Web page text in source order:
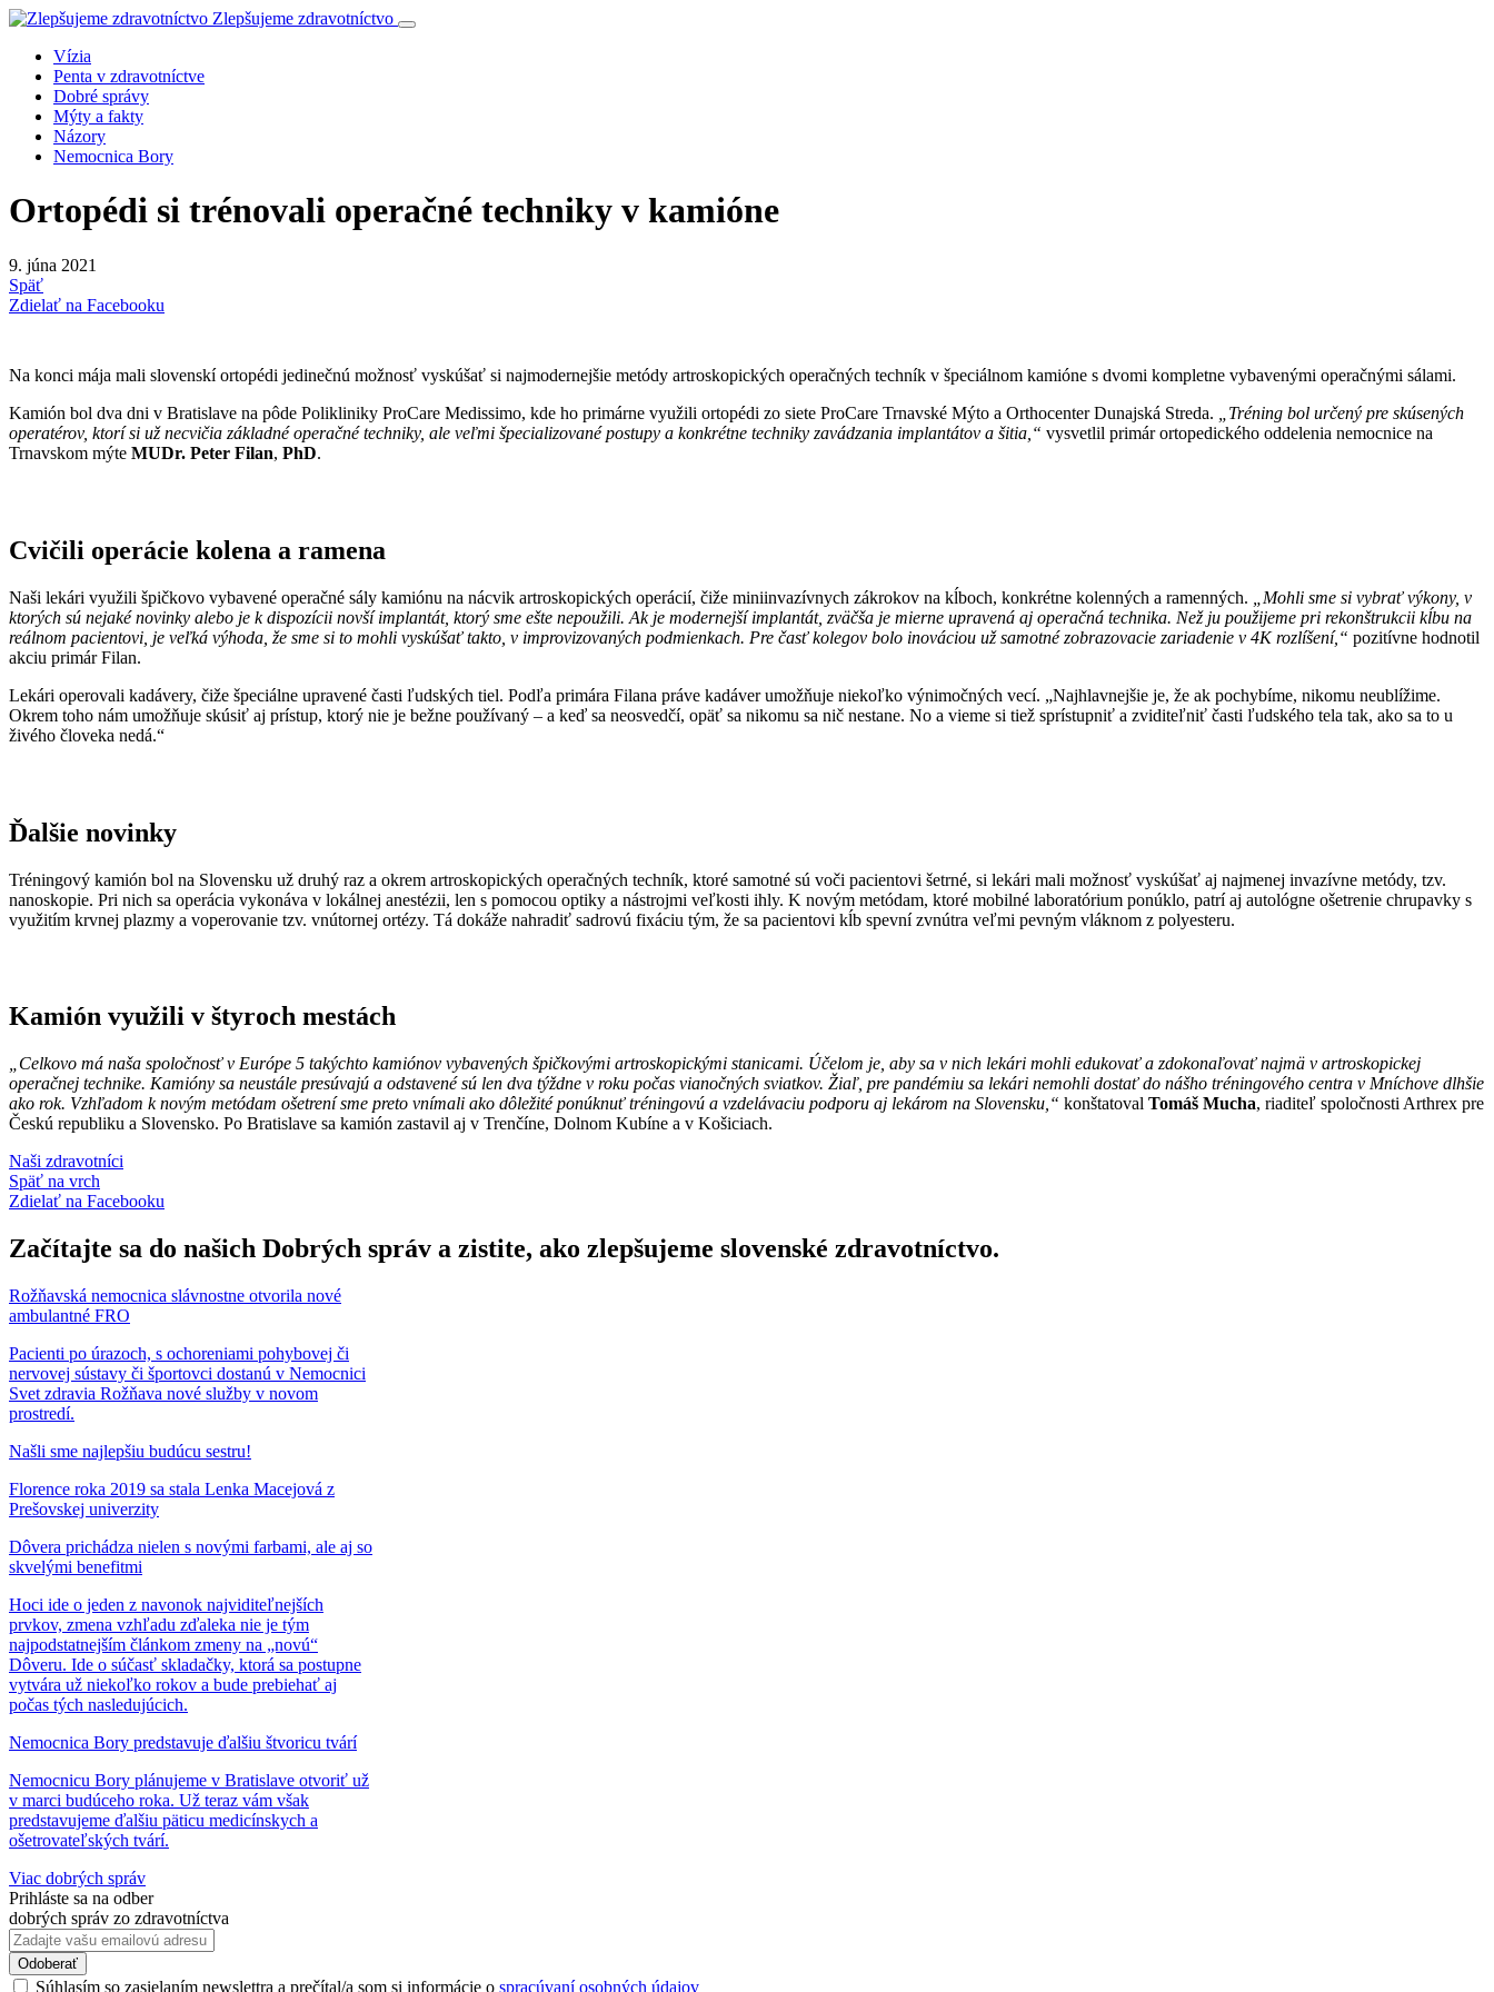
Zlepšujeme zdravotníctvo
Vízia
Penta v zdravotníctve
Dobré správy
Mýty a fakty
Názory
Nemocnica Bory
Ortopédi si trénovali operačné techniky v kamióne
9. júna 2021
Späť
Zdielať na Facebooku
Na konci mája mali slovenskí ortopédi jedinečnú možnosť vyskúšať si najmodernejšie metódy artroskopických operačných techník v špeciálnom kamióne s dvomi kompletne vybavenými operačnými sálami.
Kamión bol dva dni v Bratislave na pôde Polikliniky ProCare Medissimo, kde ho primárne využili ortopédi zo siete ProCare Trnavské Mýto a Orthocenter Dunajská Streda.
„Tréning bol určený pre skúsených
operatérov, ktorí si už necvičia základné operačné techniky, ale veľmi špecializované postupy a konkrétne techniky zavádzania implantátov a šitia,“ vysvetlil primár ortopedického oddelenia nemocnice na
Trnavskom mýte MUDr. Peter Filan, PhD.
Cvičili operácie kolena a ramena
Naši lekári využili špičkovo vybavené operačné sály kamiónu na nácvik artroskopických operácií, čiže miniinvazívnych zákrokov na kĺboch, konkrétne kolenných a ramenných.
„Mohli sme si vybrať výkony, v
ktorých sú nejaké novinky alebo je k dispozícii novší implantát, ktorý sme ešte nepoužili. Ak je modernejší implantát, zväčša je mierne upravená aj operačná technika. Než ju použijeme pri rekonštrukcii kĺbu na
reálnom pacientovi, je veľká výhoda, že sme si to mohli vyskúšať takto, v improvizovaných podmienkach. Pre časť kolegov bolo inováciou už samotné zobrazovacie zariadenie v 4K rozlíšení,“ pozitívne hodnotil
akciu primár Filan.
Lekári operovali kadávery, čiže špeciálne upravené časti ľudských tiel. Podľa primára Filana práve kadáver umožňuje niekoľko výnimočných vecí. „Najhlavnejšie je, že ak pochybíme, nikomu neublížime.
Okrem toho nám umožňuje skúsiť aj prístup, ktorý nie je bežne používaný – a keď sa neosvedčí, opäť sa nikomu sa nič nestane. No a vieme si tiež sprístupniť a zviditeľniť časti ľudského tela tak, ako sa to u
živého človeka nedá.“
Ďalšie novinky
Tréningový kamión bol na Slovensku už druhý raz a okrem artroskopických operačných techník, ktoré samotné sú voči pacientovi šetrné, si lekári mali možnosť vyskúšať aj najmenej invazívne metódy, tzv.
nanoskopie. Pri nich sa operácia vykonáva v lokálnej anestézii, len s pomocou optiky a nástrojmi veľkosti ihly. K novým metódam, ktoré mobilné laboratórium ponúklo, patrí aj autológne ošetrenie chrupavky s
využitím krvnej plazmy a voperovanie tzv. vnútornej ortézy. Tá dokáže nahradiť sadrovú fixáciu tým, že sa pacientovi kĺb spevní zvnútra veľmi pevným vláknom z polyesteru.
Kamión využili v štyroch mestách
„Celkovo má naša spoločnosť v Európe 5 takýchto kamiónov vybavených špičkovými artroskopickými stanicami. Účelom je, aby sa v nich lekári mohli edukovať a zdokonaľovať najmä v artroskopickej
operačnej technike. Kamióny sa neustále presúvajú a odstavené sú len dva týždne v roku počas vianočných sviatkov. Žiaľ, pre pandémiu sa lekári nemohli dostať do nášho tréningového centra v Mníchove dlhšie
ako rok. Vzhľadom k novým metódam ošetrení sme preto vnímali ako dôležité ponúknuť tréningovú a vzdelávaciu podporu aj lekárom na Slovensku,“ konštatoval Tomáš Mucha, riaditeľ spoločnosti Arthrex pre
Českú republiku a Slovensko. Po Bratislave sa kamión zastavil aj v Trenčíne, Dolnom Kubíne a v Košiciach.
Naši zdravotníci
Späť na vrch
Zdielať na Facebooku
Začítajte sa do našich Dobrých správ a zistite, ako zlepšujeme slovenské zdravotníctvo.
Rožňavská nemocnica slávnostne otvorila nové
ambulantné FRO
Pacienti po úrazoch, s ochoreniami pohybovej či
nervovej sústavy či športovci dostanú v Nemocnici
Svet zdravia Rožňava nové služby v novom
prostredí.
Našli sme najlepšiu budúcu sestru!
Florence roka 2019 sa stala Lenka Macejová z
Prešovskej univerzity
Dôvera prichádza nielen s novými farbami, ale aj so
skvelými benefitmi
Hoci ide o jeden z navonok najviditeľnejších
prvkov, zmena vzhľadu zďaleka nie je tým
najpodstatnejším článkom zmeny na „novú“
Dôveru. Ide o súčasť skladačky, ktorá sa postupne
vytvára už niekoľko rokov a bude prebiehať aj
počas tých nasledujúcich.
Nemocnica Bory predstavuje ďalšiu štvoricu tvárí
Nemocnicu Bory plánujeme v Bratislave otvoriť už
v marci budúceho roka. Už teraz vám však
predstavujeme ďalšiu päticu medicínskych a
ošetrovateľských tvárí.
Viac dobrých správ
Prihláste sa na odber
dobrých správ zo zdravotníctva
Súhlasím so zasielaním newslettra a prečítal/a som si informácie o spracúvaní osobných údajov